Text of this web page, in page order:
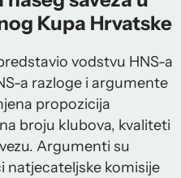
Kupa Hrvatske
vodstvu HNS-a
a razloge i argumente
propozicija
broju klubova, kvaliteti
Argumenti su
natjecateljske komisije